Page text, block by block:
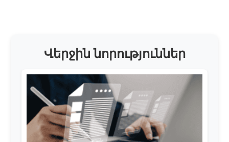
Վերջին նորություններ